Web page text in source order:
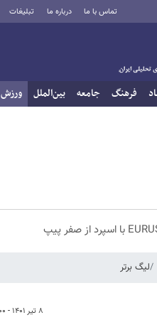
تماس با ما درباره ما تبلیغات
فرهنگ جامعه بین‌الملل ورزش
لیگ برتر
۸ تیر ۱۴۰۱ - ۱۴:۰۰